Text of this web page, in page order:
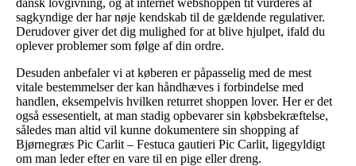
sagkyndige der har nøje kendskab til de gældende regulativer.
Derudover giver det dig mulighed for at blive hjulpet, ifald du
oplever problemer som følge af din ordre.
Desuden anbefaler vi at køberen er påpasselig med de mest
vitale bestemmelser der kan håndhæves i forbindelse med
handlen, eksempelvis hvilken returret shoppen lover. Her er det
også essesentielt, at man stadig opbevarer sin købsbekræftelse,
således man altid vil kunne dokumentere sin shopping af
Bjørnegræs Pic Carlit – Festuca gautieri Pic Carlit, ligegyldigt
om man leder efter en vare til en pige eller dreng.